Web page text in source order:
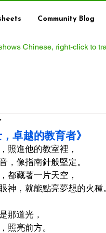
Community Blog
Chinese, right‑click to
卓越的教育者》
照進他的教室裡，
，像指南針般堅定。
都藏著一片天空，
神，就能點亮夢想的火種
那道光，
照亮前方。